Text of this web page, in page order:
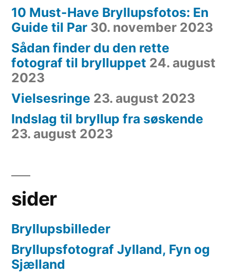
10 Must-Have Bryllupsfotos: En
Guide til Par 30. november 2023
Sådan finder du den rette
fotograf til brylluppet 24. august
2023
Vielsesringe 23. august 2023
Indslag til bryllup fra søskende
23. august 2023
sider
Bryllupsbilleder
Bryllupsfotograf Jylland, Fyn og
Sjælland